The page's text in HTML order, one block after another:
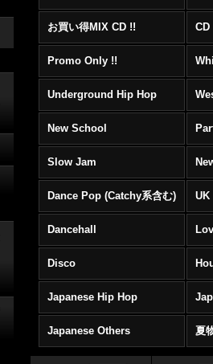
お買い得MIX CD !!
Promo Only !!
Underground Hip Hop
New School
Slow Jam
Dance Pop (Catchy系含む) UK
Dancehall
Disco
Japanese Hip Hop
Japanese Others 夏